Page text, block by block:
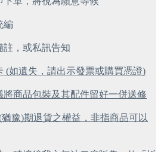
編
註，或私訊告知
(如遺失，請出示發票或購買憑證)
將商品包裝及其配件留好一併送修
豫)期退貨之權益，非指商品可以